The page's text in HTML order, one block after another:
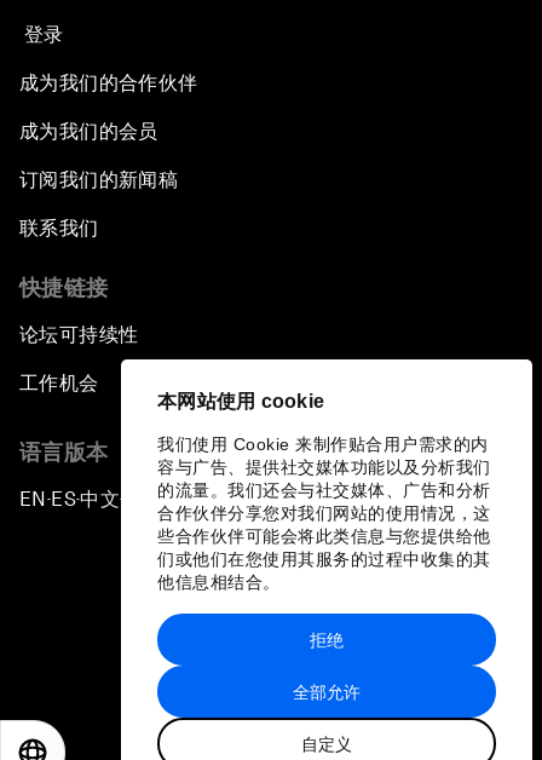
本网站使用 cookie
我们使用 Cookie 来制作贴合用户需求的内
容与广告、提供社交媒体功能以及分析我们
的流量。我们还会与社交媒体、广告和分析
合作伙伴分享您对我们网站的使用情况，这
些合作伙伴可能会将此类信息与您提供给他
们或他们在您使用其服务的过程中收集的其
他信息相结合。
全部允许
自定义
拒绝
登录
成为我们的合作伙伴
成为我们的会员
订阅我们的新闻稿
联系我们
快捷链接
论坛可持续性
工作机会
语言版本
EN ▪ES▪中文▪ 日本語
站点地图
世界经济论坛